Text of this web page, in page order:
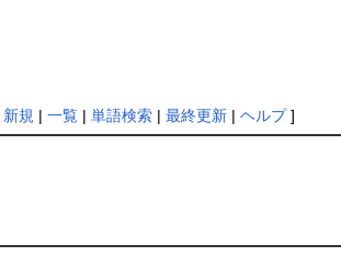
新規 | 一覧| 単語検索| 最終更新| ヘルプ]